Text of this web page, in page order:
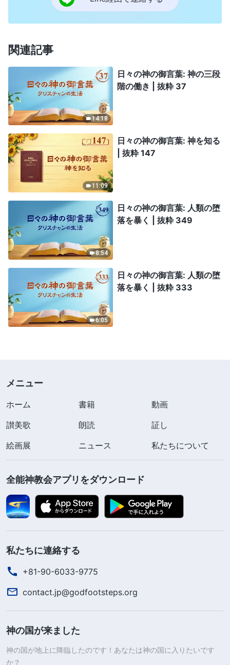
関連記事
14:18
日々の神の御言葉: 神の三段
階の働き | 抜粋 37
11:09
日々の神の御言葉: 神を知る
| 抜粋 147
8:54
日々の神の御言葉: 人類の堕
落を暴く | 抜粋 349
6:05
日々の神の御言葉: 人類の堕
落を暴く | 抜粋 333
メニュー
ホーム 書籍
動画
讃美歌
朗読
証し
絵画展
ニュース 私たちについて
全能神教会アプリをダウンロード
私たちに連絡する
+81-90-6033-9775
contact.jp@godfootsteps.org
神の国が来ました
神の国が地上に降臨したのです！あなたは神の国に入りたいです
か？